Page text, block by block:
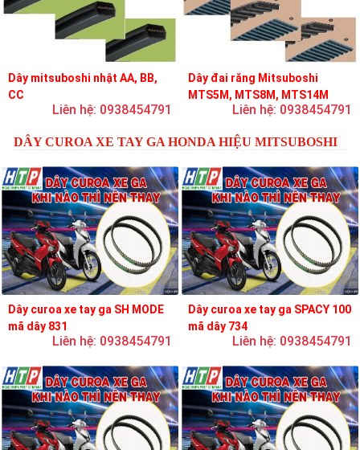
Dây mitsuboshi nhật AA, BB,
CC
Liên hệ: 0938454791
Dây đai răng Mitsuboshi
MTS5M, MTS8M, MTS14M
Liên hệ: 0938454791
DÂY CUROA XE TAY GA HONDA HIỆU MITSUBOSHI
Dây curoa xe tay ga SH MODE
mã dây 831
Liên hệ: 0938454791
Dây curoa xe tay ga SPACY 100
mã dây 734
Liên hệ: 0938454791